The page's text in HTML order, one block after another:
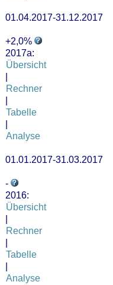
01.04.2017-31.12.2017
+2,0%
2017a:
Übersicht
Rechner
Tabelle
Analyse
01.01.2017-31.03.2017
-
2016:
Übersicht
Rechner
Tabelle
Analyse